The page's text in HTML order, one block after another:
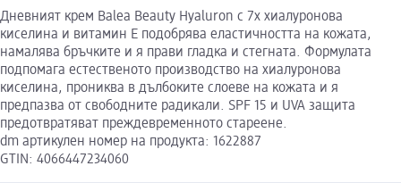
Дневният крем Balea Beauty Hyaluron с 7х хиалуронова
киселина и витамин Е подобрява еластичността на кожата,
намалява бръчките и я прави гладка и стегната. Формулата
подпомага естественото производство на хиалуронова
киселина, прониква в дълбоките слоеве на кожата и я
предпазва от свободните радикали. SPF 15 и UVA защита
предотвратяват преждевременното стареене.
dm артикулен номер на продукта: 1622887
GTIN: 4066447234060